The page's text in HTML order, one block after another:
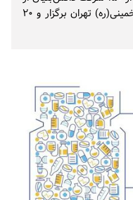
۲۴ تا ۲۶ دی ماه ۱۴۰۲ در مصلای امام خمینی(ره) تهران برگزار و ۲۰